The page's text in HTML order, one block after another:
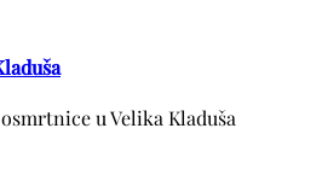
u Velika Kladuša